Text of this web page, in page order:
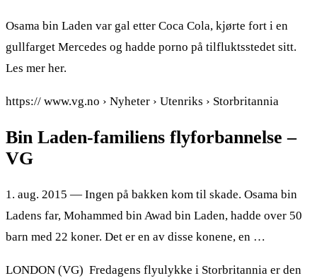
Osama bin Laden var gal etter Coca Cola, kjørte fort i en
gullfarget Mercedes og hadde porno på tilfluktsstedet sitt.
Les mer her.
https:// www.vg.no › Nyheter › Utenriks › Storbritannia
Bin Laden-familiens flyforbannelse –
VG
1. aug. 2015 — Ingen på bakken kom til skade. Osama bin
Ladens far, Mohammed bin Awad bin Laden, hadde over 50
barn med 22 koner. Det er en av disse konene, en …
LONDON (VG) Fredagens flyulykke i Storbritannia er den